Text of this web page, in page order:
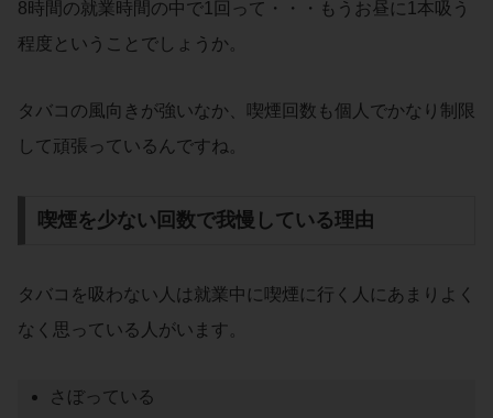
8時間の就業時間の中で1回って・・・もうお昼に1本吸う
程度ということでしょうか。
タバコの風向きが強いなか、喫煙回数も個人でかなり制限
して頑張っているんですね。
喫煙を少ない回数で我慢している理由
タバコを吸わない人は就業中に喫煙に行く人にあまりよく
なく思っている人がいます。
さぼっている